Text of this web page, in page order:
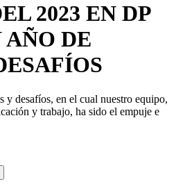
2023 EN DP
DE
y desafíos, en el cual nuestro equipo,
y trabajo, ha sido el empuje e